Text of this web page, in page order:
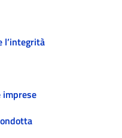
l’integrità